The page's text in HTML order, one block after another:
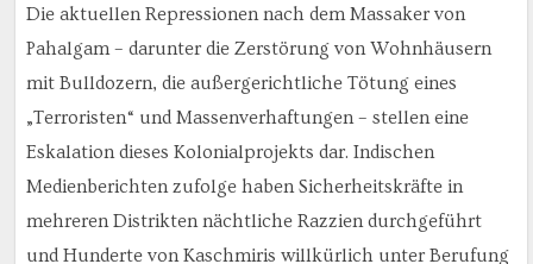
Die aktuellen Repressionen nach dem Massaker von
Pahalgam – darunter die Zerstörung von Wohnhäusern
mit Bulldozern, die außergerichtliche Tötung eines
„Terroristen“ und Massenverhaftungen – stellen eine
Eskalation dieses Kolonialprojekts dar. Indischen
Medienberichten zufolge haben Sicherheitskräfte in
mehreren Distrikten nächtliche Razzien durchgeführt
und Hunderte von Kaschmiris willkürlich unter Berufung